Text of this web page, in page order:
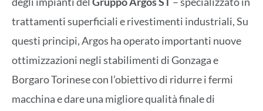
trattamenti superficiali e rivestimenti industriali, Su
questi principi, Argos ha operato importanti nuove
ottimizzazioni negli stabilimenti di Gonzaga e
Borgaro Torinese con l’obiettivo di ridurre i fermi
macchina e dare una migliore qualità finale di